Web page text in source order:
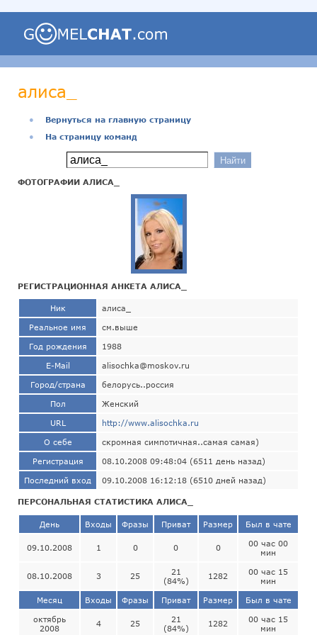
алиса_
●
Вернуться на главную страницу
●
На страницу команд
ФОТОГРАФИИ АЛИСА_
РЕГИСТРАЦИОННАЯ АНКЕТА АЛИСА_
Ник алиса_
Реальное имя см.выше
Год рождения 1988
E-Mail alisochka@moskov.ru
Город/страна белорусь..россия
Пол Женский
URL http://www.alisochka.ru
О себе скромная симпотичная..самая самая)
Регистрация 08.10.2008 09:48:04 (6511 день назад)
Последний вход 09.10.2008 16:12:18 (6510 дней назад)
ПЕРСОНАЛЬНАЯ СТАТИСТИКА АЛИСА_
День Входы Фразы Приват Размер Был в чате
09.10.2008 1 0 0 0
00 час 00
мин
08.10.2008 3 25
21
(84%)
1282
00 час 15
мин
Месяц Входы Фразы Приват Размер Был в чате
октябрь
2008
4 25
21
(84%)
1282
00 час 15
мин